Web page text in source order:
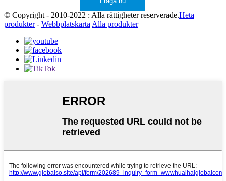
© Copyright - 2010-2022 : Alla rättigheter reserverade.Heta
produkter- WebbplatskartaAlla produkter